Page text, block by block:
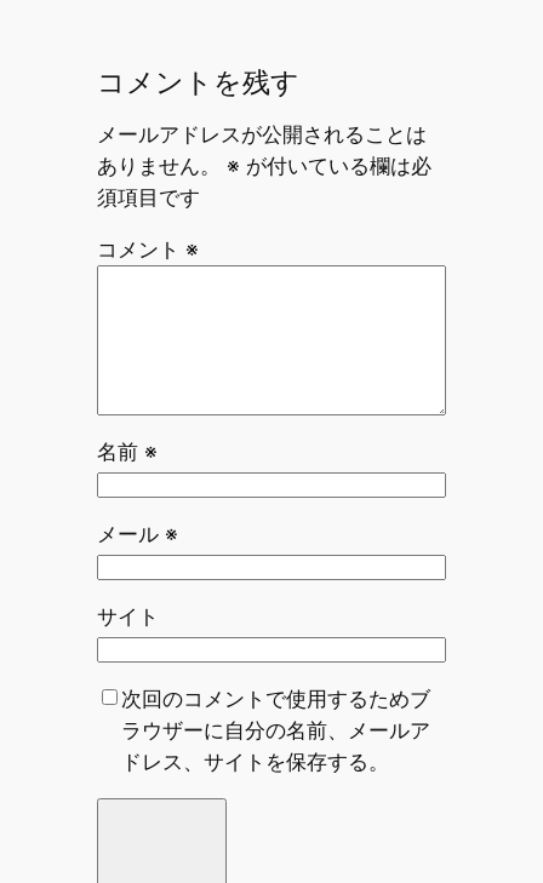
コメントを残す
メールアドレスが公開されることは
ありません。
※ が付いている欄は必
須項目です
コメント ※
名前 ※
メール ※
サイト
次回のコメントで使用するためブ
ラウザーに自分の名前、メールア
ドレス、サイトを保存する。